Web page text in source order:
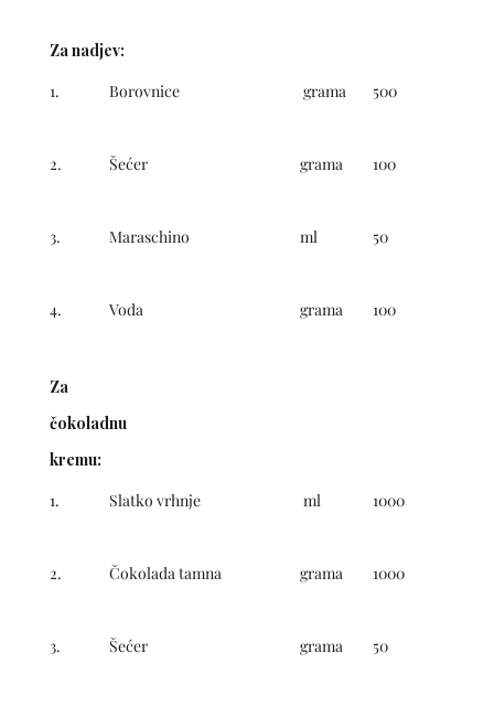
Za nadjev:
1.
2.
3.
4.
Borovnice
Šećer
Maraschino
Voda
grama
grama
ml
grama
500
100
50
100
Za
čokoladnu
kremu:
1.
2.
3.
Slatko vrhnje
Čokolada tamna
Šećer
ml
grama
grama
1000
1000
50